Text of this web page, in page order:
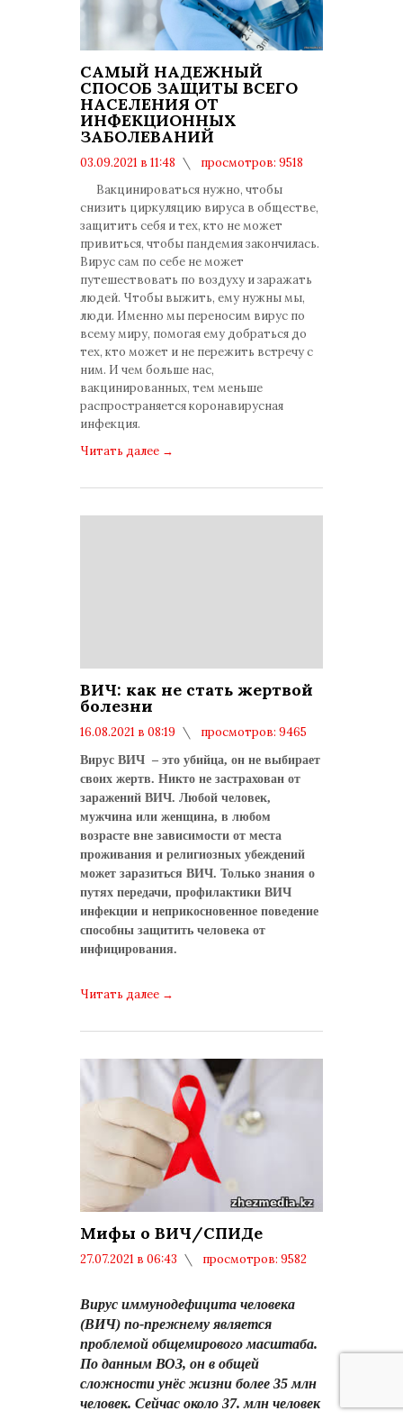
САМЫЙ НАДЕЖНЫЙ
СПОСОБ ЗАЩИТЫ ВСЕГО
НАСЕЛЕНИЯ ОТ
ИНФЕКЦИОННЫХ
ЗАБОЛЕВАНИЙ
03.09.2021 в 11:48
просмотров: 9518
Вакцинироваться нужно, чтобы
снизить циркуляцию вируса в обществе,
защитить себя и тех, кто не может
привиться, чтобы пандемия закончилась.
Вирус сам по себе не может
путешествовать по воздуху и заражать
людей. Чтобы выжить, ему нужны мы,
люди. Именно мы переносим вирус по
всему миру, помогая ему добраться до
тех, кто может и не пережить встречу с
ним. И чем больше нас,
вакцинированных, тем меньше
распространяется коронавирусная
инфекция.
Читать далее →
ВИЧ: как не стать жертвой
болезни
16.08.2021 в 08:19
просмотров: 9465
Вирус ВИЧ – это убийца, он не выбирает
своих жертв. Никто не застрахован от
заражений ВИЧ. Любой человек,
мужчина или женщина, в любом
возрасте вне зависимости от места
проживания и религиозных убеждений
может заразиться ВИЧ. Только знания о
путях передачи, профилактики ВИЧ
инфекции и неприкосновенное поведение
способны защитить человека от
инфицирования.
Читать далее →
Мифы о ВИЧ/СПИДе
27.07.2021 в 06:43
просмотров: 9582
Вирус иммунодефицита человека
(ВИЧ) по-прежнему является
проблемой общемирового масштаба.
По данным ВОЗ, он в общей
сложности унёс жизни более 35 млн
человек. Сейчас около 37. млн человек